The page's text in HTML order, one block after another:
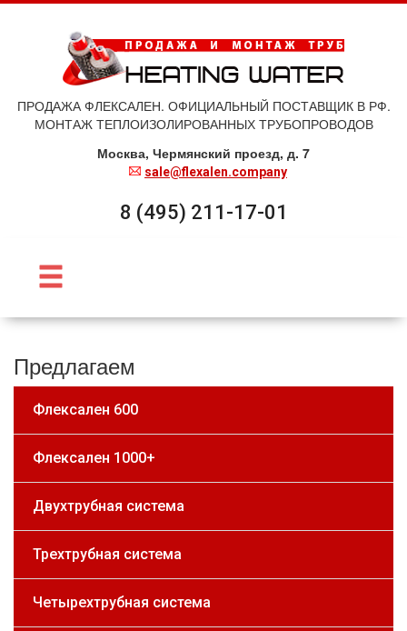
ПРОДАЖА ФЛЕКСАЛЕН. ОФИЦИАЛЬНЫЙ ПОСТАВЩИК В РФ.
МОНТАЖ ТЕПЛОИЗОЛИРОВАННЫХ ТРУБОПРОВОДОВ
Москва, Чермянский проезд, д. 7
sale@flexalen.company
8 (495) 211-17-01
Предлагаем
Флексален 600
Флексален 1000+
Двухтрубная система
Трехтрубная система
Четырехтрубная система